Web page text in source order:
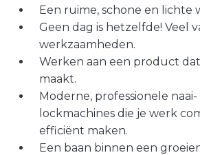
Een ruime, schone en lichte
Geen dag is hetzelfde! Veel
werkzaamheden.
Werken aan een product
maakt.
Moderne, professionele naai-
lockmachines die je werk
efficiënt maken.
Een baan binnen een